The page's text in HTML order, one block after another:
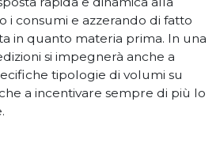
i consumi e azzerando di fatto
in quanto materia prima. In una
si impegnerà anche a
tipologie di volumi su
a incentivare sempre di più lo